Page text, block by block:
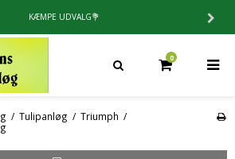
4.9 / 5⭐️PÅ TRUSTPILOT
0
/ Tulipanløg / Triumph /